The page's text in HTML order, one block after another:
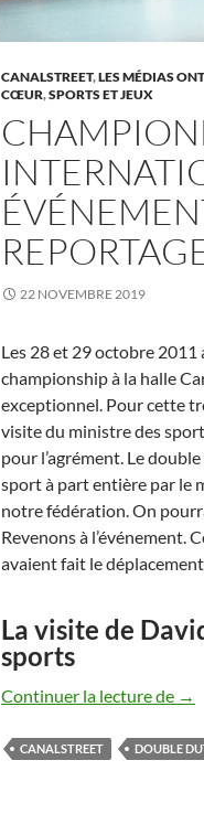
CANALSTREET,LES MÉDIAS
CŒUR,SPORTS ET JEUX
22 NOVEMBRE 2019
Les 28 et 29 octobre 2011
championship à la halle
exceptionnel. Pour cette
visite du ministre des
pour l’agrément. Le
sport à part entière par le
notre fédération. On
Revenons à l’événement.
avaient fait le
La visite de
sports
Continuer la lecture de →
CANALSTREET DOUBLE